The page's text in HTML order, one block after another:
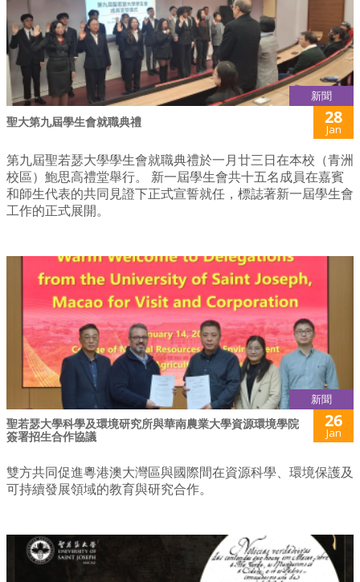
新聞
聖大第九屆學生會就職典禮 28
Jan
第九屆聖若瑟大學學生會就職典禮於一月廿三日在本校（青洲
校區）鮑思高禮堂舉行。 新一屆學生會共十五名成員在嘉賓
和師生代表的共同見證下正式宣誓就任，標誌著新一屆學生會
工作的正式展開。
新聞
聖若瑟大學科學及環境研究所與華南農業大學資源環境學院
簽署招生合作協議
26
Jan
雙方共同促進粵港澳大灣區與國際間在資源科學、環境保護及
可持續發展領域的教育與研究合作。